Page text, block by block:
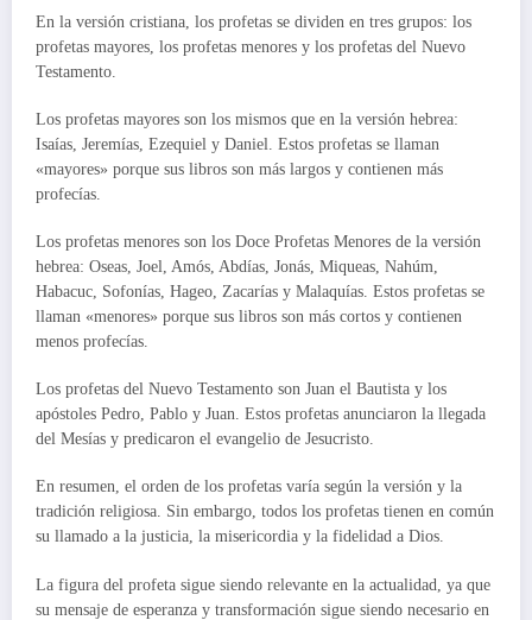
En la versión cristiana, los profetas se dividen en tres grupos: los
profetas mayores, los profetas menores y los profetas del Nuevo
Testamento.
Los profetas mayores son los mismos que en la versión hebrea:
Isaías, Jeremías, Ezequiel y Daniel. Estos profetas se llaman
«mayores» porque sus libros son más largos y contienen más
profecías.
Los profetas menores son los Doce Profetas Menores de la versión
hebrea: Oseas, Joel, Amós, Abdías, Jonás, Miqueas, Nahúm,
Habacuc, Sofonías, Hageo, Zacarías y Malaquías. Estos profetas se
llaman «menores» porque sus libros son más cortos y contienen
menos profecías.
Los profetas del Nuevo Testamento son Juan el Bautista y los
apóstoles Pedro, Pablo y Juan. Estos profetas anunciaron la llegada
del Mesías y predicaron el evangelio de Jesucristo.
En resumen, el orden de los profetas varía según la versión y la
tradición religiosa. Sin embargo, todos los profetas tienen en común
su llamado a la justicia, la misericordia y la fidelidad a Dios.
La figura del profeta sigue siendo relevante en la actualidad, ya que
su mensaje de esperanza y transformación sigue siendo necesario en